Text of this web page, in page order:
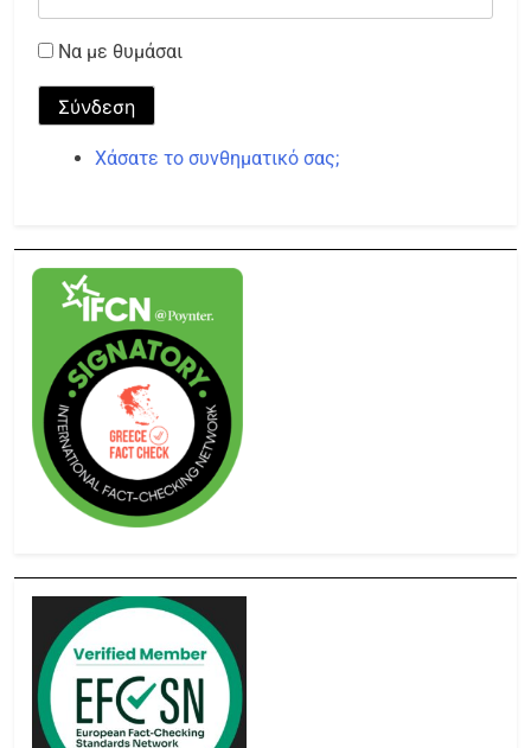
Να με θυμάσαι
Σύνδεση
Χάσατε το συνθηματικό σας;